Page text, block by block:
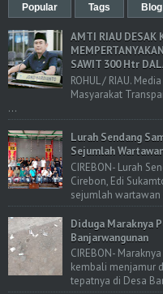
Popular Tags
AMTI RIAU DESAK
SAWIT 300 Htr
ROHUL / RIAU.
Masyarakat
...
Lurah Sendang
Sejumlah
CIREBON- Lurah
Cirebon, Edi
sejumlah wartawan
Diduga Maraknya
Banjarwangunan
CIREBON-
kembali menjamur
tepatnya di Desa